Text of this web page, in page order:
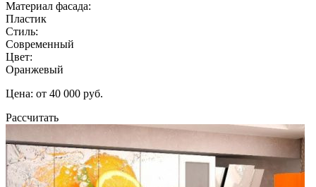
Материал фасада:
Пластик
Стиль:
Современный
Цвет:
Оранжевый
Цена: от 40 000 руб.
Рассчитать